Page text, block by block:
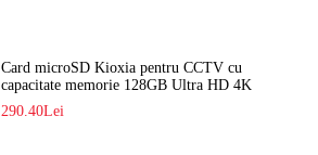
Card microSD Kioxia pentru CCTV cu
capacitate memorie 128GB Ultra HD 4K
LMEX2L128GG2
290.40Lei